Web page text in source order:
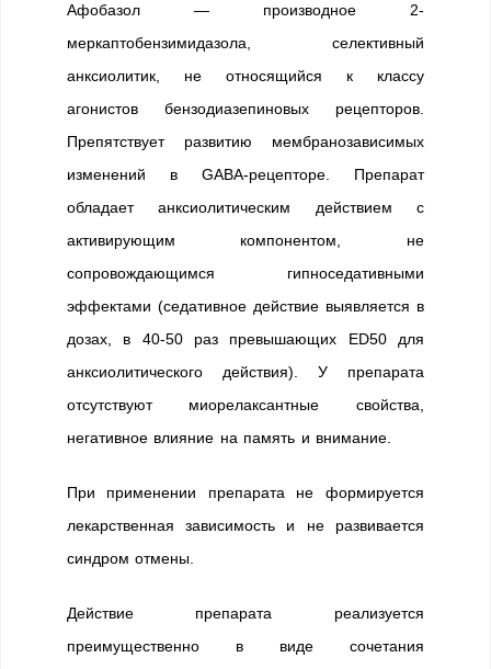
Афобазол — производное 2-
меркаптобензимидазола, селективный
анксиолитик, не относящийся к классу
агонистов бензодиазепиновых рецепторов.
Препятствует развитию мембранозависимых
изменений в GABA-рецепторе. Препарат
обладает анксиолитическим действием с
активирующим компонентом, не
сопровождающимся гипноседативными
эффектами (седативное действие выявляется в
дозах, в 40-50 раз превышающих ED50 для
анксиолитического действия). У препарата
отсутствуют миорелаксантные свойства,
негативное влияние на память и внимание.
При применении препарата не формируется
лекарственная зависимость и не развивается
синдром отмены.
Действие препарата реализуется
преимущественно в виде сочетания